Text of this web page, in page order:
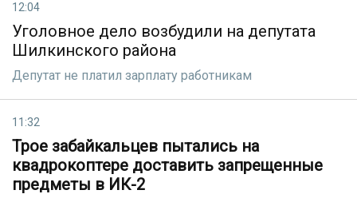
12:04
Уголовное дело возбудили на депутата
Шилкинского района
Депутат не платил зарплату работникам
11:32
Трое забайкальцев пытались на
квадрокоптере доставить запрещенные
предметы в ИК-2